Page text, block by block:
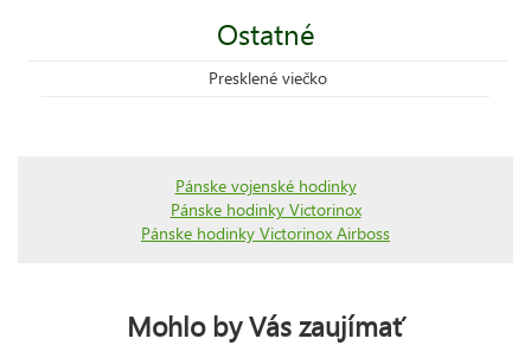
Ostatné
Presklené viečko
Pánske vojenské hodinky
Pánske hodinky Victorinox
Pánske hodinky Victorinox Airboss
Mohlo by Vás zaujímať